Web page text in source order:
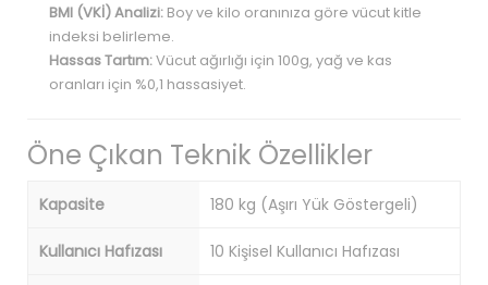
BMI (VKİ) Analizi: Boy ve kilo oranınıza göre vücut kitle
indeksi belirleme.
Hassas Tartım:Vücut ağırlığı için 100g, yağ ve kas
oranları için %0,1 hassasiyet.
Öne Çıkan Teknik Özellikler
Kapasite 180 kg (Aşırı Yük Göstergeli)
Kullanıcı Hafızası 10 Kişisel Kullanıcı Hafızası